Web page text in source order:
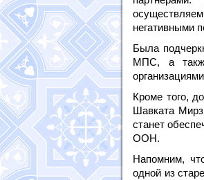
негативными
Была
МПС, а также
Кроме того,
Шавката
станет
ООН.
Напомним,
одной из